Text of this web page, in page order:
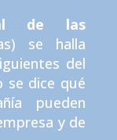
de las
se halla
del
se dice qué
pueden
y de